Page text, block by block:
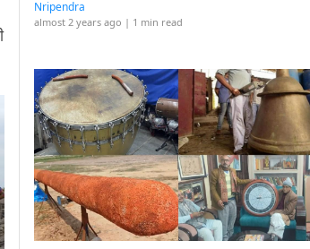
Nripendra
almost 2 years ago | 1 min read